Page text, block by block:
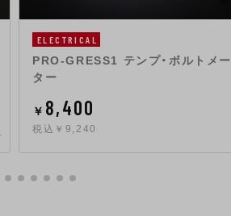
ELECTRICAL
PRO-GRESS1 テンプ・ボルトメー
ター
￥ 8,400
税込￥9,240